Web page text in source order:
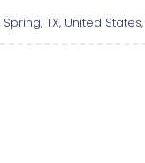
Spring, TX, United